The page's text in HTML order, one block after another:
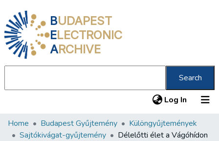
BUDAPEST
ELECTRONIC
ARCHIVE
Search
Log In (current)
Communities & Collections
Home Budapest Gyűjtemény
Különgyűjtemények
Sajtókivágat-gyűjtemény
Délelőtti élet a Vágóhídon